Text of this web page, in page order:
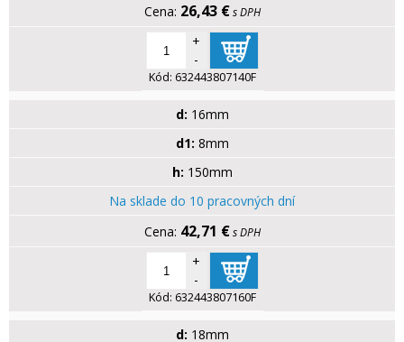
26,43 € s DPH
+
-
Kód: 632443807140F
d: 16mm
d1: 8mm
h: 150mm
Na sklade do 10 pracovných dní
42,71 € s DPH
+
-
Kód: 632443807160F
d: 18mm